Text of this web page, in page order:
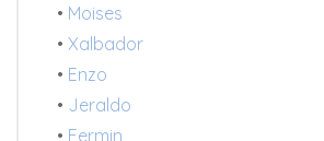
• Moises
• Xalbador
• Enzo
• Jeraldo
• Fermin